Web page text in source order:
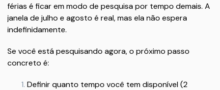
férias é ficar em modo de pesquisa por tempo demais. A
janela de julho e agosto é real, mas ela não espera
indefinidamente.
Se você está pesquisando agora, o próximo passo
concreto é:
Definir quanto tempo você tem disponível (2